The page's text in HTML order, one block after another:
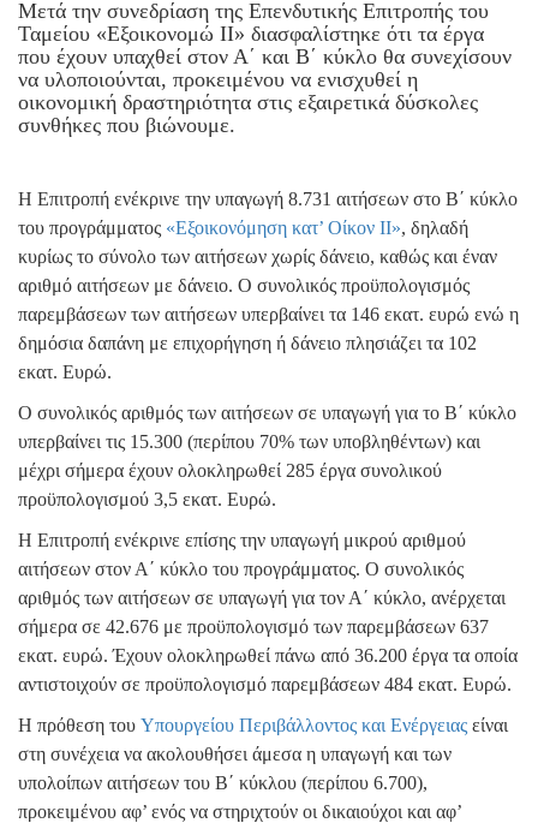
Μετά την συνεδρίαση της Επενδυτικής Επιτροπής του
Ταμείου «Εξοικονομώ ΙΙ» διασφαλίστηκε ότι τα έργα
που έχουν υπαχθεί στον Α΄ και Β΄ κύκλο θα συνεχίσουν
να υλοποιούνται, προκειμένου να ενισχυθεί η
οικονομική δραστηριότητα στις εξαιρετικά δύσκολες
συνθήκες που βιώνουμε.
Η Επιτροπή ενέκρινε την υπαγωγή 8.731 αιτήσεων στο Β΄ κύκλο
του προγράμματος «Εξοικονόμηση κατ’ Οίκον ΙΙ», δηλαδή
κυρίως το σύνολο των αιτήσεων χωρίς δάνειο, καθώς και έναν
αριθμό αιτήσεων με δάνειο. Ο συνολικός προϋπολογισμός
παρεμβάσεων των αιτήσεων υπερβαίνει τα 146 εκατ. ευρώ ενώ η
δημόσια δαπάνη με επιχορήγηση ή δάνειο πλησιάζει τα 102
εκατ. Ευρώ.
Ο συνολικός αριθμός των αιτήσεων σε υπαγωγή για το Β΄ κύκλο
υπερβαίνει τις 15.300 (περίπου 70% των υποβληθέντων) και
μέχρι σήμερα έχουν ολοκληρωθεί 285 έργα συνολικού
προϋπολογισμού 3,5 εκατ. Ευρώ.
Η Επιτροπή ενέκρινε επίσης την υπαγωγή μικρού αριθμού
αιτήσεων στον Α΄ κύκλο του προγράμματος. Ο συνολικός
αριθμός των αιτήσεων σε υπαγωγή για τον Α΄ κύκλο, ανέρχεται
σήμερα σε 42.676 με προϋπολογισμό των παρεμβάσεων 637
εκατ. ευρώ. Έχουν ολοκληρωθεί πάνω από 36.200 έργα τα οποία
αντιστοιχούν σε προϋπολογισμό παρεμβάσεων 484 εκατ. Ευρώ.
Η πρόθεση του Υπουργείου Περιβάλλοντος και Ενέργειας είναι
στη συνέχεια να ακολουθήσει άμεσα η υπαγωγή και των
υπολοίπων αιτήσεων του Β΄ κύκλου (περίπου 6.700),
προκειμένου αφ’ ενός να στηριχτούν οι δικαιούχοι και αφ’